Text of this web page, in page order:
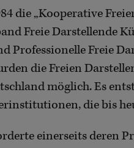
die „Kooperative
Freie Darstellende
Professionelle Freie
die Freien
möglich. Es
die bis
einerseits deren